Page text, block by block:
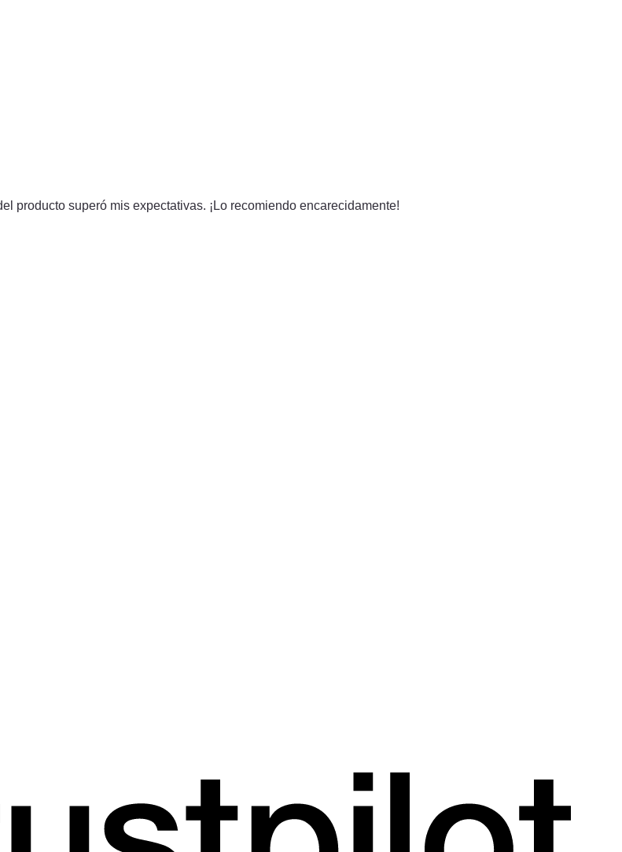
producto superó mis expectativas. ¡Lo recomiendo encarecidamente!